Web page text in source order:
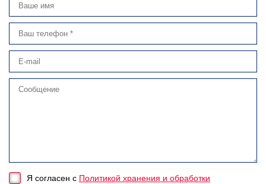
Я согласен с Политикой хранения и обработки